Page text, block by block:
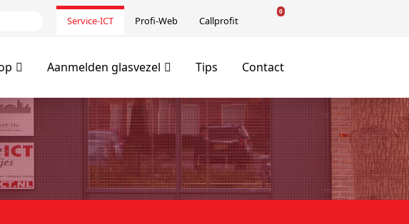
Service-ICT Profi-Web Callprofit
0
Aanmelden glasvezel Tips Contact